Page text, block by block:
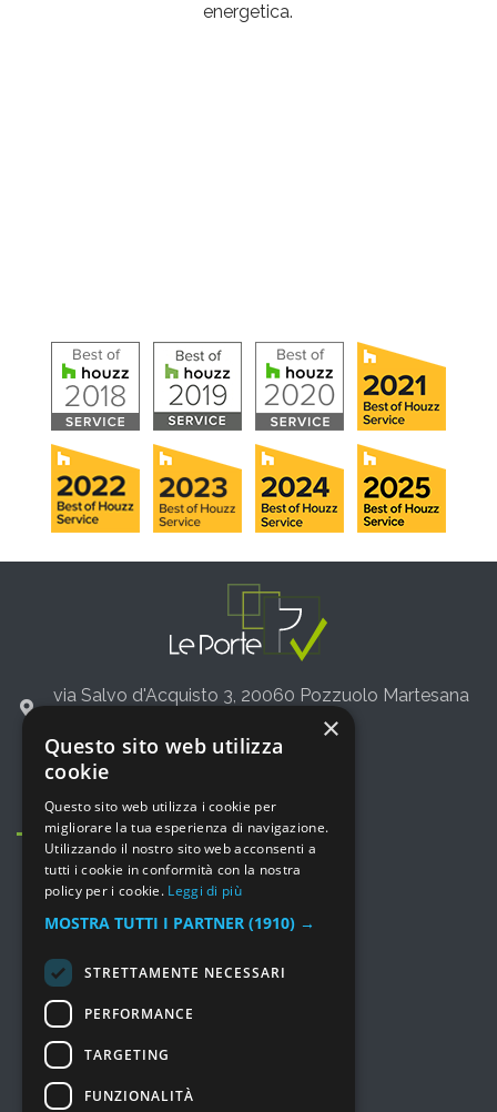
energetica.
via Salvo d'Acquisto 3, 20060 Pozzuolo Martesana
+39 02 36542775
MENU
×
Questo sito web utilizza
cookie
Questo sito web utilizza i cookie per
migliorare la tua esperienza di navigazione.
Utilizzando il nostro sito web acconsenti a
tutti i cookie in conformità con la nostra
policy per i cookie. Leggi di più
MOSTRA TUTTI I PARTNER (1910) →
STRETTAMENTE NECESSARI
PERFORMANCE
TARGETING
FUNZIONALITÀ